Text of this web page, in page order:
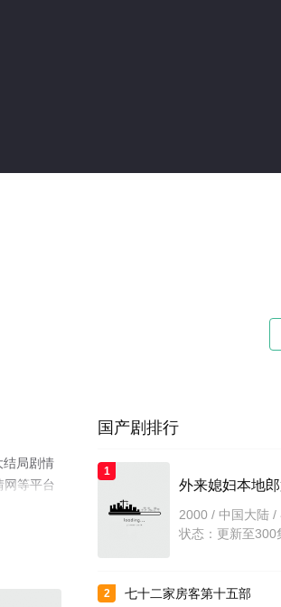
结局剧情
网等平台
国产剧排行
1
外来媳妇本地
2000 / 中国大陆 /
状态：更新至300
2 七十二家房客第十五部